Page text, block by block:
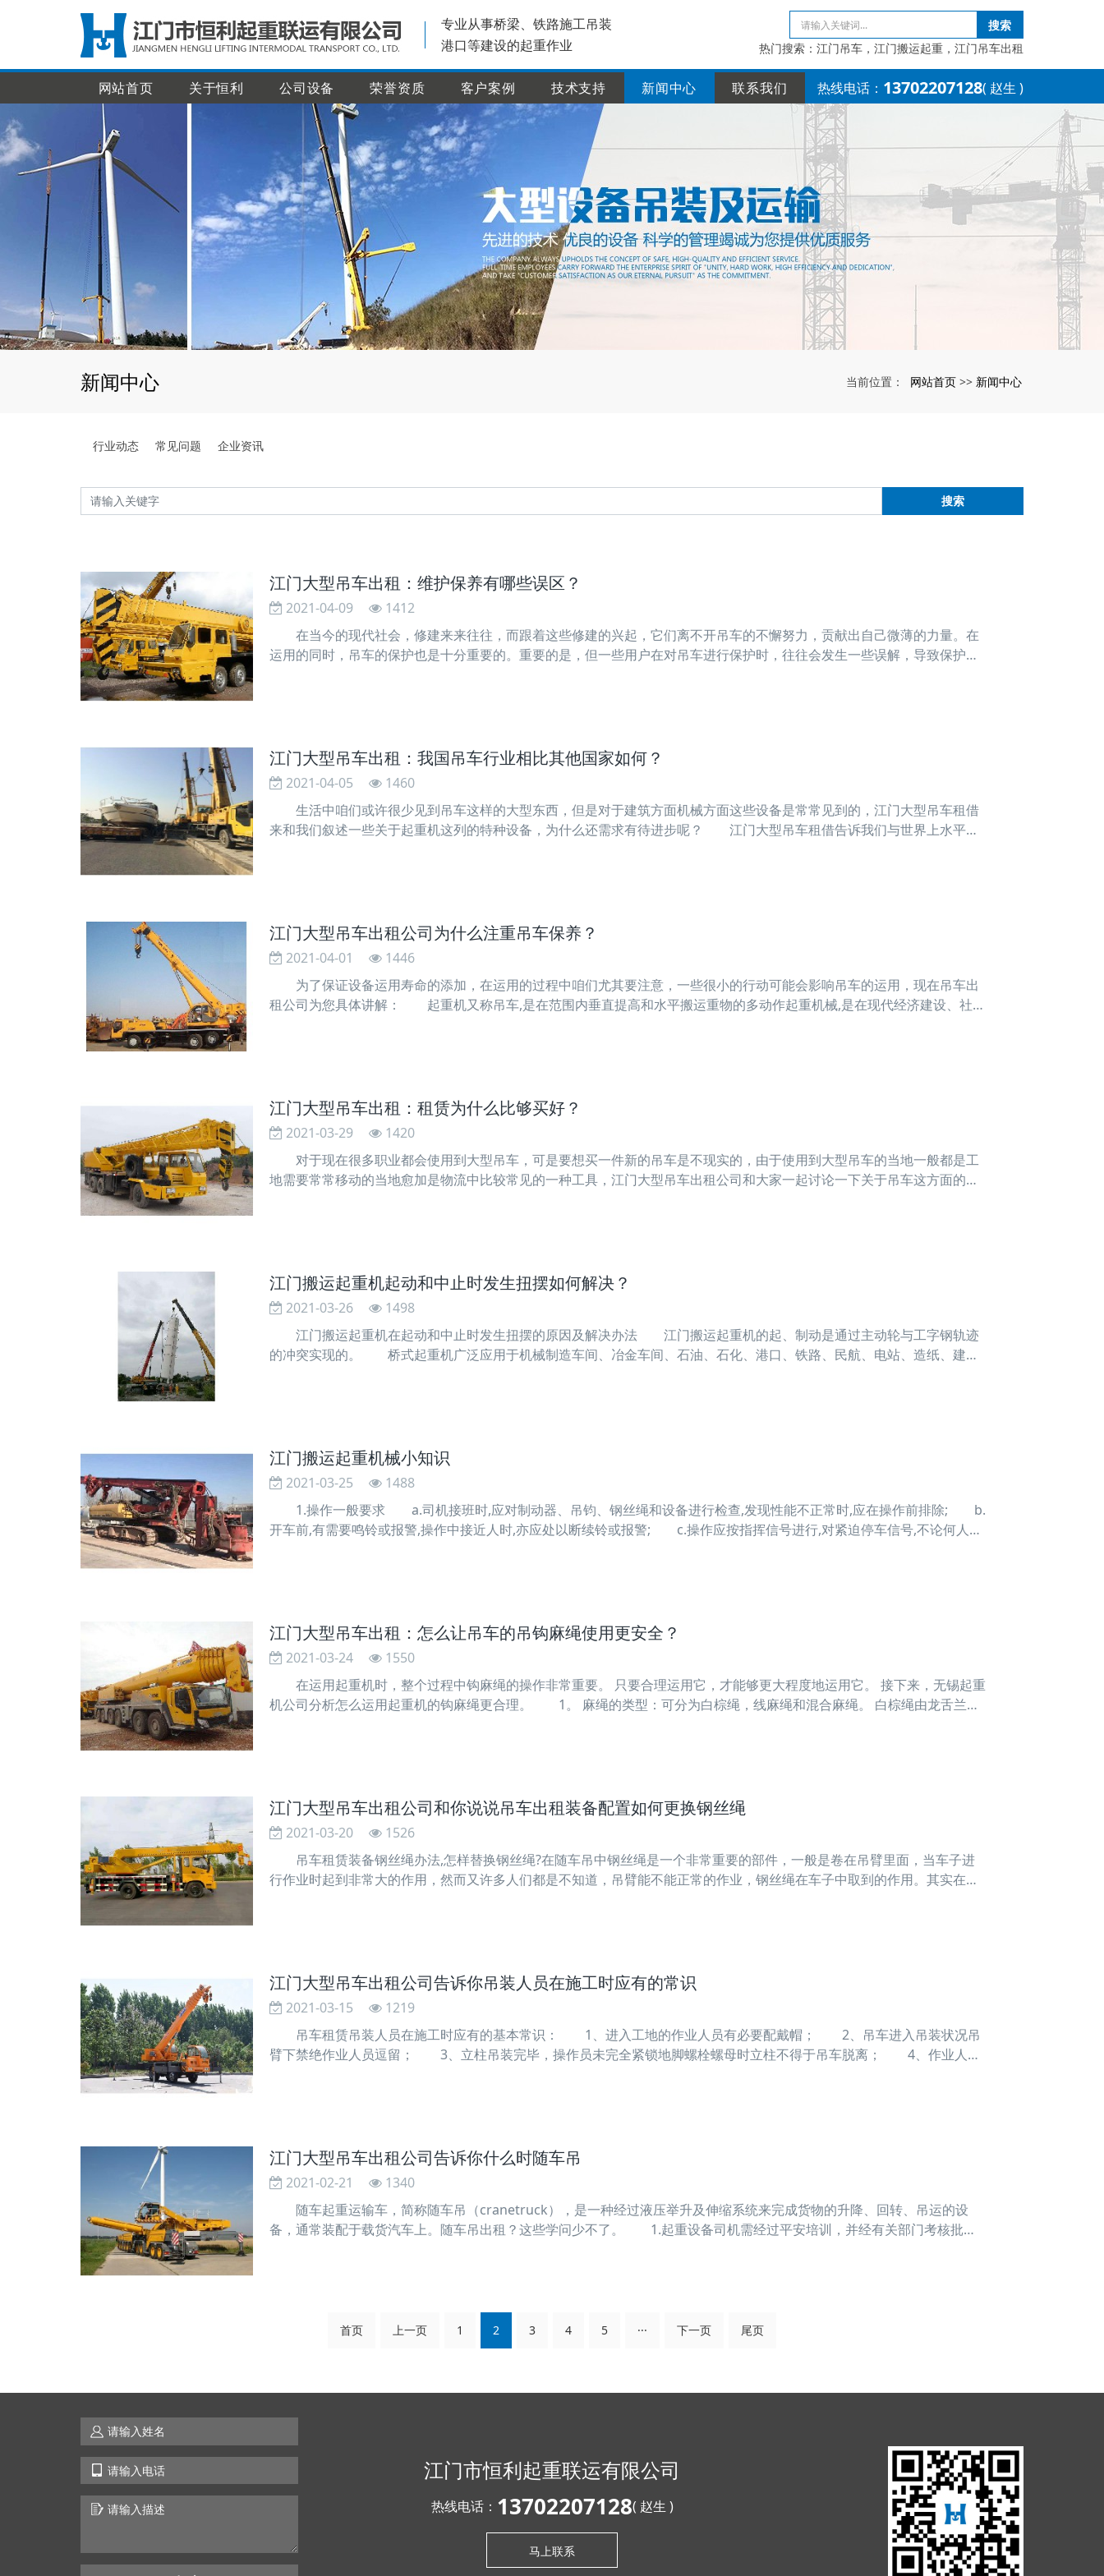
专业从事桥梁、铁路施工吊装
港口等建设的起重作业
搜索
热门搜索：江门吊车，江门搬运起重，江门吊车出租
网站首页 关于恒利 公司设备 荣誉资质 客户案例 技术支持 新闻中心 联系我们 热线电话： 13702207128( 赵生 )
新闻中心 当前位置： 网站首页 >> 新闻中心
行业动态 常见问题 企业资讯
搜索
江门大型吊车出租：维护保养有哪些误区？
2021-04-09
1412
在当今的现代社会，修建来来往往，而跟着这些修建的兴起，它们离不开吊车的不懈努力，贡献出自己微薄的力量。在
运用的同时，吊车的保护也是十分重要的。重要的是，但一些用户在对吊车进行保护时，往往会发生一些误解，导致保护和
江门大型吊车出租：我国吊车行业相比其他国家如何？
2021-04-05
1460
生活中咱们或许很少见到吊车这样的大型东西，但是对于建筑方面机械方面这些设备是常常见到的，江门大型吊车租借
来和我们叙述一些关于起重机这列的特种设备，为什么还需求有待进步呢？ 江门大型吊车租借告诉我们与世界上水平相
江门大型吊车出租公司为什么注重吊车保养？
2021-04-01
1446
为了保证设备运用寿命的添加，在运用的过程中咱们尤其要注意，一些很小的行动可能会影响吊车的运用，现在吊车出
租公司为您具体讲解： 起重机又称吊车,是在范围内垂直提高和水平搬运重物的多动作起重机械,是在现代经济建设、社会
江门大型吊车出租：租赁为什么比够买好？
2021-03-29
1420
对于现在很多职业都会使用到大型吊车，可是要想买一件新的吊车是不现实的，由于使用到大型吊车的当地一般都是工
地需要常常移动的当地愈加是物流中比较常见的一种工具，江门大型吊车出租公司和大家一起讨论一下关于吊车这方面的咨
江门搬运起重机起动和中止时发生扭摆如何解决？
2021-03-26
1498
江门搬运起重机在起动和中止时发生扭摆的原因及解决办法 江门搬运起重机的起、制动是通过主动轮与工字钢轨迹
的冲突实现的。 桥式起重机广泛应用于机械制造车间、冶金车间、石油、石化、港口、铁路、民航、电站、造纸、建
江门搬运起重机械小知识
2021-03-25
1488
1.操作一般要求 a.司机接班时,应对制动器、吊钧、钢丝绳和设备进行检查,发现性能不正常时,应在操作前排除; b.
开车前,有需要鸣铃或报警,操作中接近人时,亦应处以断续铃或报警; c.操作应按指挥信号进行,对紧迫停车信号,不论何人宣
江门大型吊车出租：怎么让吊车的吊钩麻绳使用更安全？
2021-03-24
1550
在运用起重机时，整个过程中钩麻绳的操作非常重要。 只要合理运用它，才能够更大程度地运用它。 接下来，无锡起重
机公司分析怎么运用起重机的钩麻绳更合理。 1。 麻绳的类型：可分为白棕绳，线麻绳和混合麻绳。 白棕绳由龙舌兰麻
江门大型吊车出租公司和你说说吊车出租装备配置如何更换钢丝绳
2021-03-20
1526
吊车租赁装备钢丝绳办法,怎样替换钢丝绳?在随车吊中钢丝绳是一个非常重要的部件，一般是卷在吊臂里面，当车子进
行作业时起到非常大的作用，然而又许多人们都是不知道，吊臂能不能正常的作业，钢丝绳在车子中取到的作用。其实在购
江门大型吊车出租公司告诉你吊装人员在施工时应有的常识
2021-03-15
1219
吊车租赁吊装人员在施工时应有的基本常识： 1、进入工地的作业人员有必要配戴帽； 2、吊车进入吊装状况吊
臂下禁绝作业人员逗留； 3、立柱吊装完毕，操作员未完全紧锁地脚螺栓螺母时立柱不得于吊车脱离； 4、作业人员
江门大型吊车出租公司告诉你什么时随车吊
2021-02-21
1340
随车起重运输车，简称随车吊（cranetruck），是一种经过液压举升及伸缩系统来完成货物的升降、回转、吊运的设
备，通常装配于载货汽车上。随车吊出租？这些学问少不了。 1.起重设备司机需经过平安培训，并经有关部门考核批准
首页 上一页 1 2 3 4 5 ··· 下一页 尾页
江门市恒利起重联运有限公司
热线电话： 13702207128( 赵生 )
马上联系